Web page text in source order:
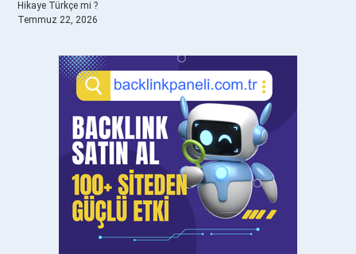
Hikaye Türkçe mi ?
Temmuz 22, 2026